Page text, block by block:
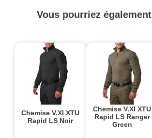
Vous pourriez également
Chemise V.XI XTU
Rapid LS Noir
Chemise V.XI XTU
Rapid LS Ranger
Green